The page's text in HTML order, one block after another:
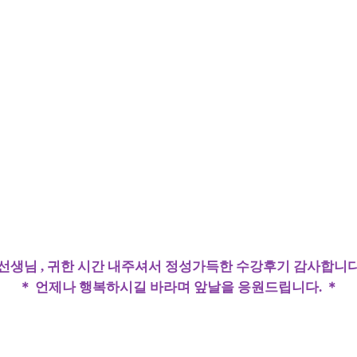
생님 , 귀한 시간 내주셔서 정성가득한 수강후기 감사합니
＊ 언제나 행복하시길 바라며 앞날을 응원드립니다. ＊